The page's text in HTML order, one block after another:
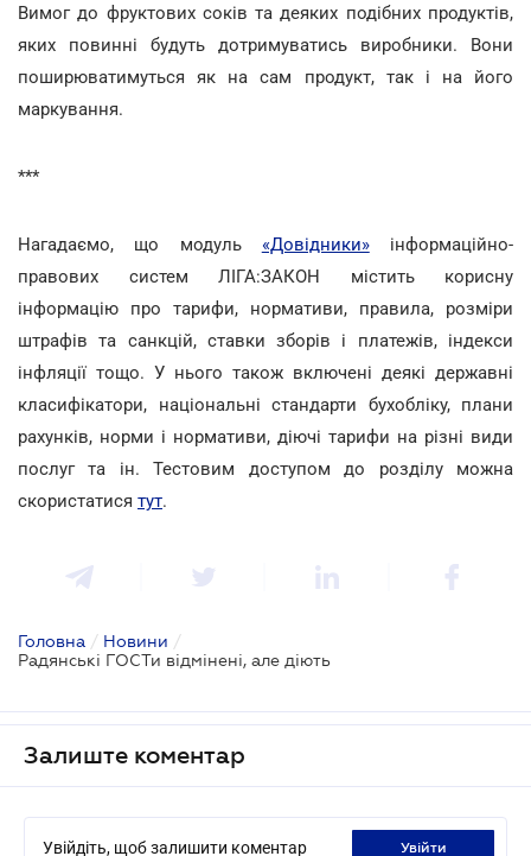
Вимог до фруктових соків та деяких подібних продуктів,
яких повинні будуть дотримуватись виробники. Вони
поширюватимуться як на сам продукт, так і на його
маркування.
***
Нагадаємо, що модуль «Довідники»інформаційно-
правових систем ЛІГА:ЗАКОН містить корисну
інформацію про тарифи, нормативи, правила, розміри
штрафів та санкцій, ставки зборів і платежів, індекси
інфляції тощо. У нього також включені деякі державні
класифікатори, національні стандарти бухобліку, плани
рахунків, норми і нормативи, діючі тарифи на різні види
послуг та ін. Тестовим доступом до розділу можна
скористатися тут.
Головна / Новини /
Радянські ГОСТи відмінені, але діють
Залиште коментар
Увійдіть, щоб залишити коментар увійти